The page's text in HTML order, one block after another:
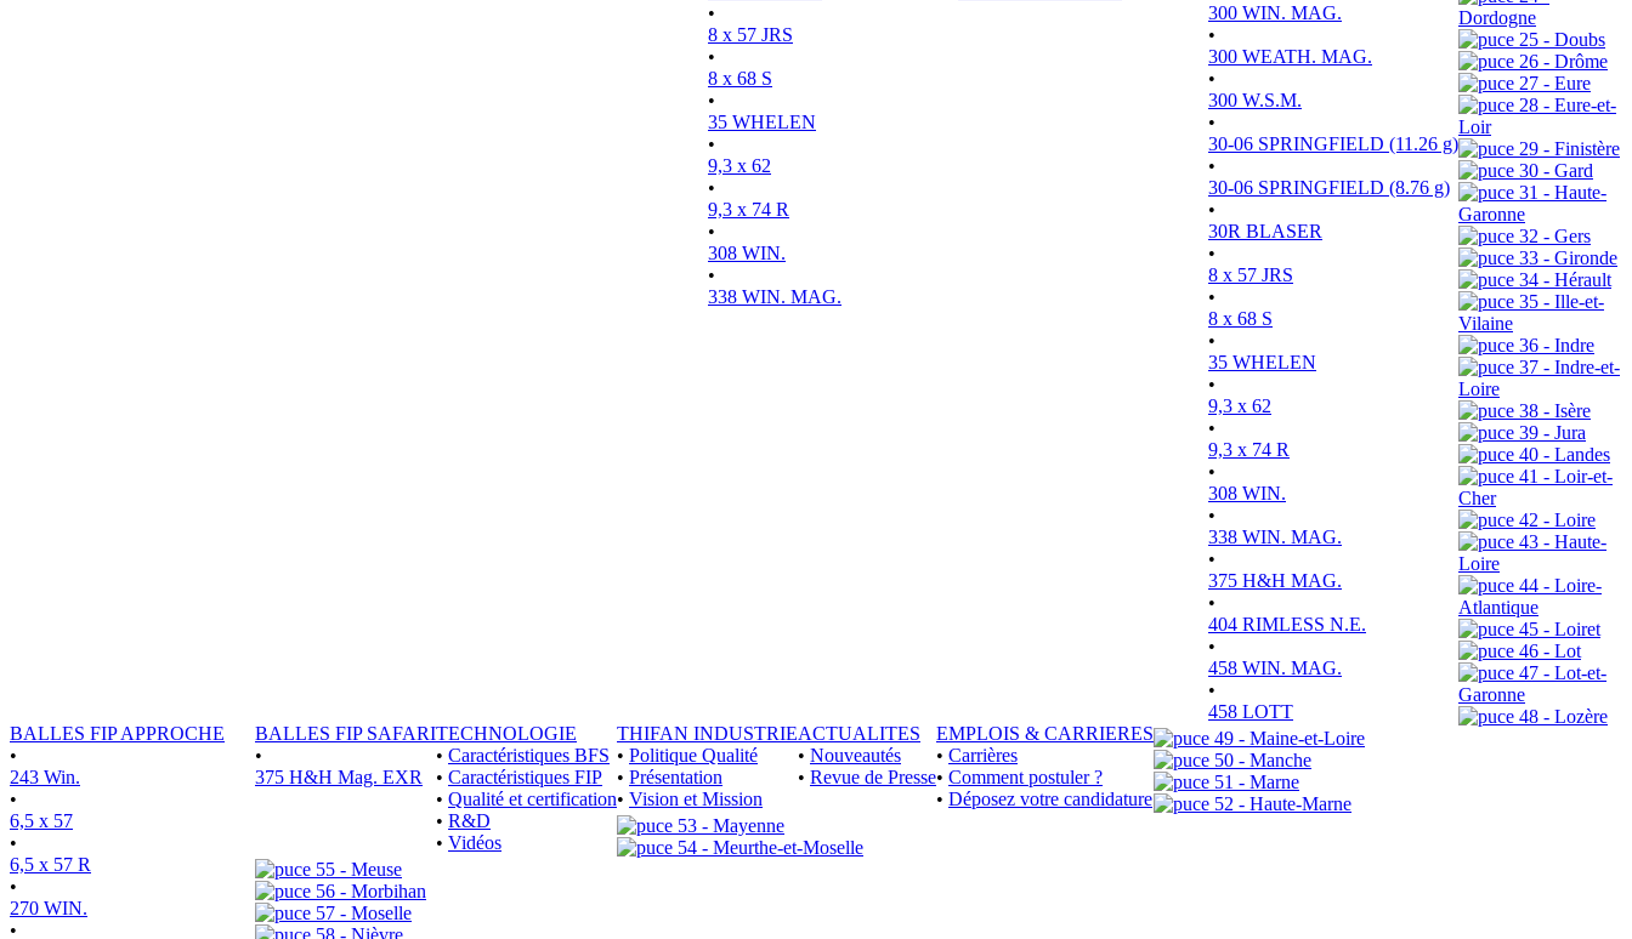
•
8 x 57 JRS
•
8 x 68 S
•
35 WHELEN
•
9,3 x 62
•
9,3 x 74 R
•
308 WIN.
•
338 WIN. MAG.
300 WIN. MAG.
•
300 WEATH. MAG.
•
300 W.S.M.
•
30-06 SPRINGFIELD (11.26 g)
•
30-06 SPRINGFIELD (8.76 g)
•
30R BLASER
•
8 x 57 JRS
•
8 x 68 S
•
35 WHELEN
•
9,3 x 62
•
9,3 x 74 R
•
308 WIN.
•
338 WIN. MAG.
•
375 H&H MAG.
•
404 RIMLESS N.E.
•
458 WIN. MAG.
•
458 LOTT
BALLES FIP APPROCHE
•
243 Win.
•
6,5 x 57
•
6,5 x 57 R
•
270 WIN.
•
BALLES FIP SAFARI
•
375 H&H Mag. EXR
TECHNOLOGIE
• Caractéristiques BFS
• Caractéristiques FIP
• Qualité et certification
• R&D
• Vidéos
THIFAN INDUSTRIE
• Politique Qualité
• Présentation
• Vision et Mission
ACTUALITES
• Nouveautés
• Revue de Presse
EMPLOIS & CARRIERES
• Carrières
• Comment postuler ?
• Déposez votre candidature
Dordogne
25 - Doubs
26 - Drôme
27 - Eure
28 - Eure-et-
Loir
29 - Finistère
30 - Gard
31 - Haute-
Garonne
32 - Gers
33 - Gironde
34 - Hérault
35 - Ille-et-
Vilaine
36 - Indre
37 - Indre-et-
Loire
38 - Isère
39 - Jura
40 - Landes
41 - Loir-et-
Cher
42 - Loire
43 - Haute-
Loire
44 - Loire-
Atlantique
45 - Loiret
46 - Lot
47 - Lot-et-
Garonne
48 - Lozère
49 - Maine-et-Loire
50 - Manche
51 - Marne
52 - Haute-Marne
53 - Mayenne
54 - Meurthe-et-Moselle
55 - Meuse
56 - Morbihan
57 - Moselle
58 - Nièvre